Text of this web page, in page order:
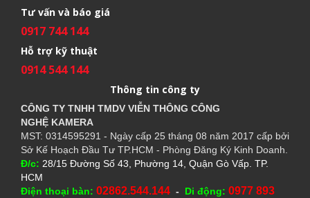
Tư vấn và báo giá
0917 744 144
Hỗ trợ kỹ thuật
0914 544 144
Thông tin công ty
CÔNG TY TNHH TMDV VIỄN THÔNG CÔNG
NGHỆ KAMERA
MST: 0314595291 - Ngày cấp 25 tháng 08 năm 2017 cấp bởi
Sở Kế Hoạch Đầu Tư TP.HCM - Phòng Đăng Ký Kinh Doanh.
Đ/c: 28/15 Đường Số 43, Phường 14, Quận Gò Vấp. TP.
HCM
Điện thoại bàn: 02862.544.144 - Di động: 0977 893